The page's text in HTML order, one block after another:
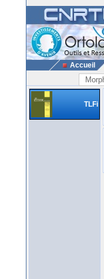
Accueil
TLFi